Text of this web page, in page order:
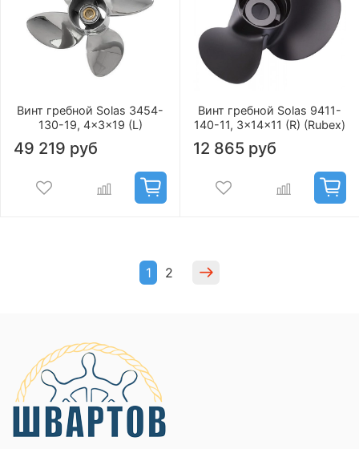
Винт гребной Solas 3454-
130-19, 4x3x19 (L)
49 219 руб
Винт гребной Solas 9411-
140-11, 3x14x11 (R) (Rubex)
12 865 руб
1 2